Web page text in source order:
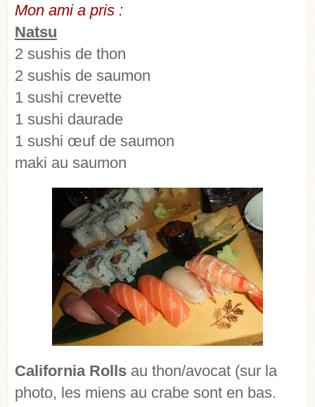
Mon ami a pris :
Natsu
2 sushis de thon
2 sushis de saumon
1 sushi crevette
1 sushi daurade
1 sushi œuf de saumon
maki au saumon
California Rolls au thon/avocat (sur la
photo, les miens au crabe sont en bas.